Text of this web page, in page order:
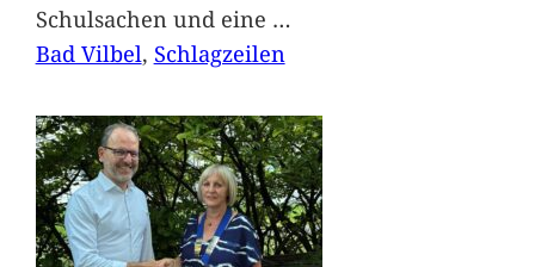
Schulsachen und eine …
Bad Vilbel, Schlagzeilen